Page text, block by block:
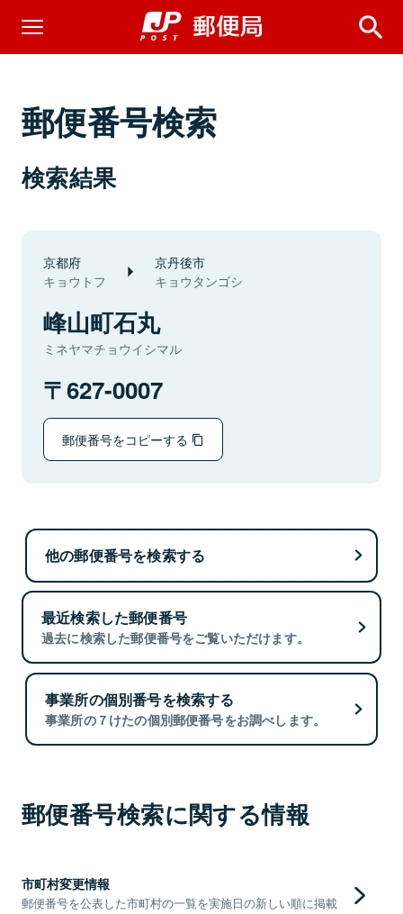
郵便番号検索
検索結果
京都府
キョウトフ
京丹後市
キョウタンゴシ
峰山町石丸
ミネヤマチョウイシマル
627-0007
郵便番号をコピーする
他の郵便番号を検索する
最近検索した郵便番号
過去に検索した郵便番号をご覧いただけます。
事業所の個別番号を検索する
事業所の７けたの個別郵便番号をお調べします。
郵便番号検索に関する情報
市町村変更情報
郵便番号を公表した市町村の一覧を実施日の新しい順に掲載